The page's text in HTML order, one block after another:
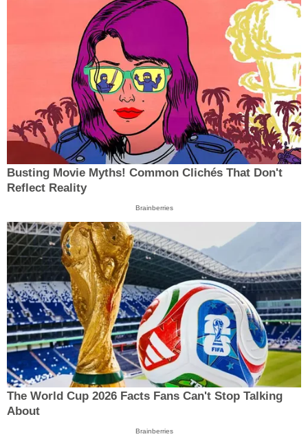
Busting Movie Myths! Common Clichés That Don't
Reflect Reality
Brainberries
The World Cup 2026 Facts Fans Can't Stop Talking
About
Brainberries